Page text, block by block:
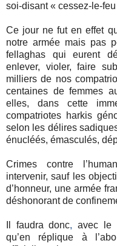
soi-disant « cessez-le-
Ce jour ne fut en effet
notre armée mais pas
fellaghas qui eurent
enlever, violer, faire
milliers de nos
centaines de femmes
elles, dans cette
compatriotes harkis
selon les délires
énucléés, émasculés,
Crimes contre
intervenir, sauf les
d’honneur, une armée
déshonorant de
Il faudra donc, avec le
qu’en réplique à